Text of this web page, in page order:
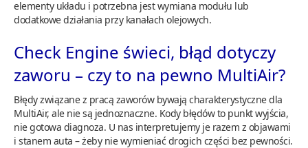
elementy układu i potrzebna jest wymiana modułu lub
dodatkowe działania przy kanałach olejowych.
Check Engine świeci, błąd dotyczy
zaworu – czy to na pewno MultiAir?
Błędy związane z pracą zaworów bywają charakterystyczne dla
MultiAir, ale nie są jednoznaczne. Kody błędów to punkt wyjścia,
nie gotowa diagnoza. U nas interpretujemy je razem z objawami
i stanem auta – żeby nie wymieniać drogich części bez pewności.